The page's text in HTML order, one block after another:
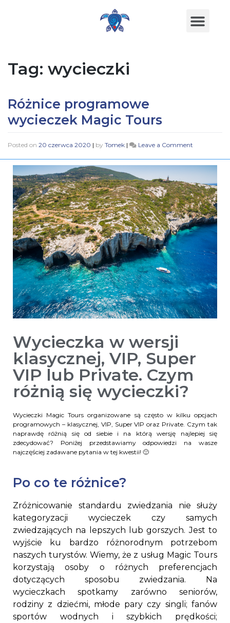
Tag: wycieczki
Różnice programowe
wycieczek Magic Tours
Posted on 20 czerwca 2020 | by Tomek | Leave a Comment
Wycieczka w wersji
klasycznej, VIP, Super
VIP lub Private. Czym
różnią się wycieczki?
Wycieczki Magic Tours organizowane są często w kilku opcjach
programowych – klasycznej, VIP, Super VIP oraz Private. Czym tak
naprawdę różnią się od siebie i na którą wersję najlepiej się
zdecydować? Poniżej przedstawiamy odpowiedzi na wasze
najczęściej zadawane pytania w tej kwestii! 🙂
Po co te różnice?
Zróżnicowanie standardu zwiedzania nie służy
kategoryzacji wycieczek czy samych
zwiedzających na lepszych lub gorszych. Jest to
wyjście ku bardzo różnorodnym potrzebom
naszych turystów. Wiemy, że z usług Magic Tours
korzystają osoby o różnych preferencjach
dotyczących sposobu zwiedzania. Na
wycieczkach spotkamy zarówno seniorów,
rodziny z dziećmi, młode pary czy singli; fanów
sportów wodnych i szybkich prędkości;